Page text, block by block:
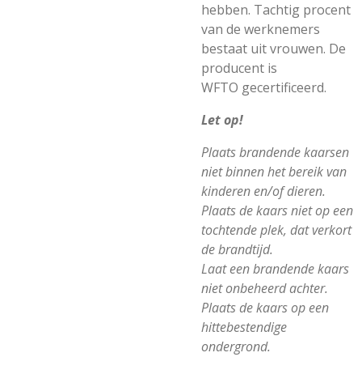
hebben. Tachtig procent
van de werknemers
bestaat uit vrouwen. De
producent is
WFTO gecertificeerd.
Let op!
Plaats brandende kaarsen
niet binnen het bereik van
kinderen en/of dieren.
Plaats de kaars niet op een
tochtende plek, dat verkort
de brandtijd.
Laat een brandende kaars
niet onbeheerd achter.
Plaats de kaars op een
hittebestendige
ondergrond.